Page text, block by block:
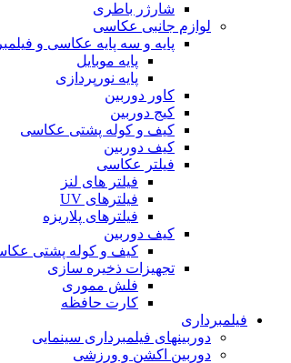
شارژر باطری
لوازم جانبی عکاسی
پایه و سه پایه عکاسی و
پایه موبایل
پایه نورپردازی
کاور دوربین
کیج دوربین
کیف و کوله پشتی عکاسی
کیف دوربین
فیلتر عکاسی
فیلتر های لنز
فیلترهای UV
فیلترهای پلاریزه
کیف دوربین
کیف و کوله پشتی
تجهیزات ذخیره سازی
فلش مموری
کارت حافظه
فیلمبرداری
دوربینهای فیلمبرداری سینمایی
دوربین اکشن و ورزشی